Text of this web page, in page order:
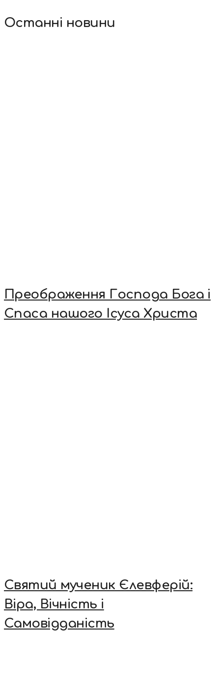
Останні новини
Преображення Господа Бога і
Спаса нашого Ісуса Христа
Святий мученик Єлевферій:
Віра, Вічність і
Самовідданість